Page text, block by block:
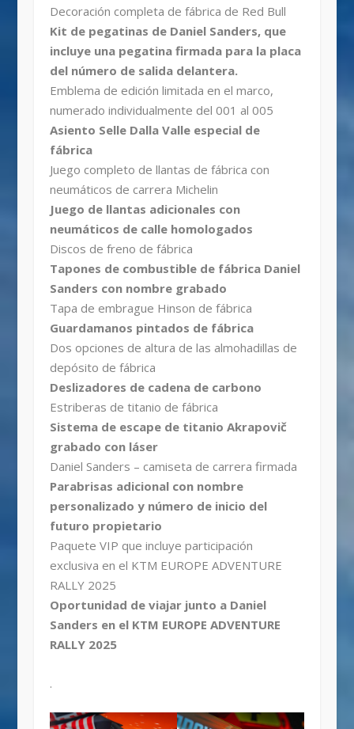
Decoración completa de fábrica de Red Bull
Kit de pegatinas de Daniel Sanders, que
incluye una pegatina firmada para la placa
del número de salida delantera.
Emblema de edición limitada en el marco,
numerado individualmente del 001 al 005
Asiento Selle Dalla Valle especial de
fábrica
Juego completo de llantas de fábrica con
neumáticos de carrera Michelin
Juego de llantas adicionales con
neumáticos de calle homologados
Discos de freno de fábrica
Tapones de combustible de fábrica Daniel
Sanders con nombre grabado
Tapa de embrague Hinson de fábrica
Guardamanos pintados de fábrica
Dos opciones de altura de las almohadillas de
depósito de fábrica
Deslizadores de cadena de carbono
Estriberas de titanio de fábrica
Sistema de escape de titanio Akrapovič
grabado con láser
Daniel Sanders – camiseta de carrera firmada
Parabrisas adicional con nombre
personalizado y número de inicio del
futuro propietario
Paquete VIP que incluye participación
exclusiva en el KTM EUROPE ADVENTURE
RALLY 2025
Oportunidad de viajar junto a Daniel
Sanders en el KTM EUROPE ADVENTURE
RALLY 2025
.